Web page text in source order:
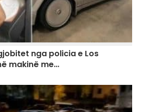
nga policia e Los
makinë me…